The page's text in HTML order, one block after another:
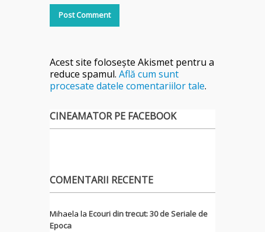
Acest site folosește Akismet pentru a
reduce spamul. Află cum sunt
procesate datele comentariilor tale.
CINEAMATOR PE FACEBOOK
COMENTARII RECENTE
Mihaela la Ecouri din trecut: 30 de Seriale de
Epoca